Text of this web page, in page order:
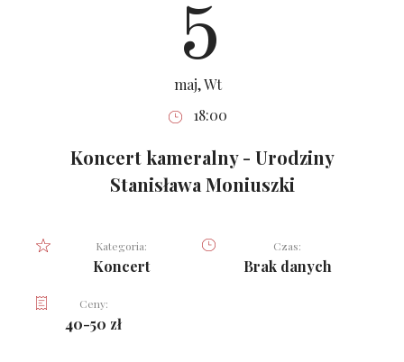
5
maj, Wt
18:00
Koncert kameralny - Urodziny
Stanisława Moniuszki
Kategoria:
Koncert
Czas:
Brak danych
Ceny:
40-50 zł